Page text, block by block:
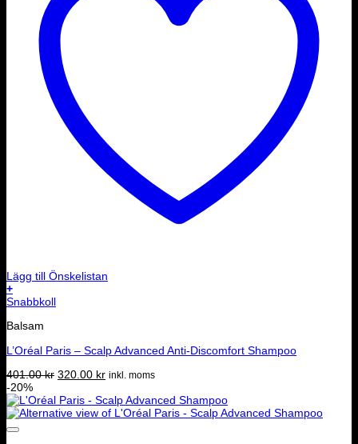
Lägg till Önskelistan
+
Snabbkoll
Balsam
L’Oréal Paris – Scalp Advanced Anti‑Discomfort Shampoo
401.00kr Det
priset
var:
320.00 krDet
priset
är:
inkl. moms
-20%